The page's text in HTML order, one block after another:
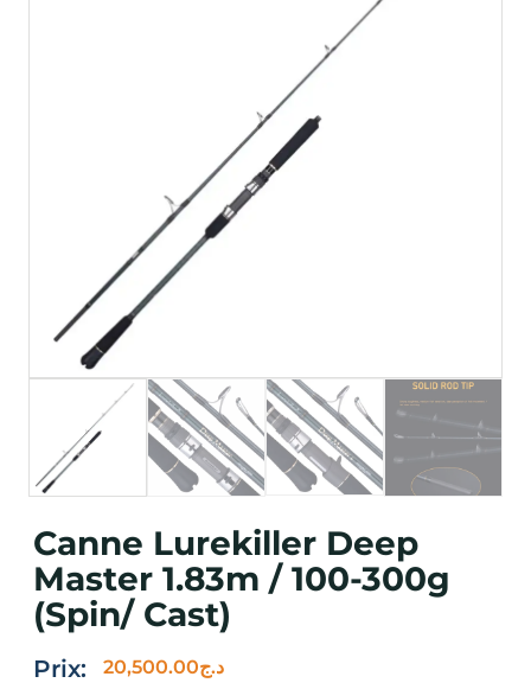
Canne Lurekiller Deep
Master 1.83m / 100-300g
(spin/ Cast)
Prix: د.ج20,500.00